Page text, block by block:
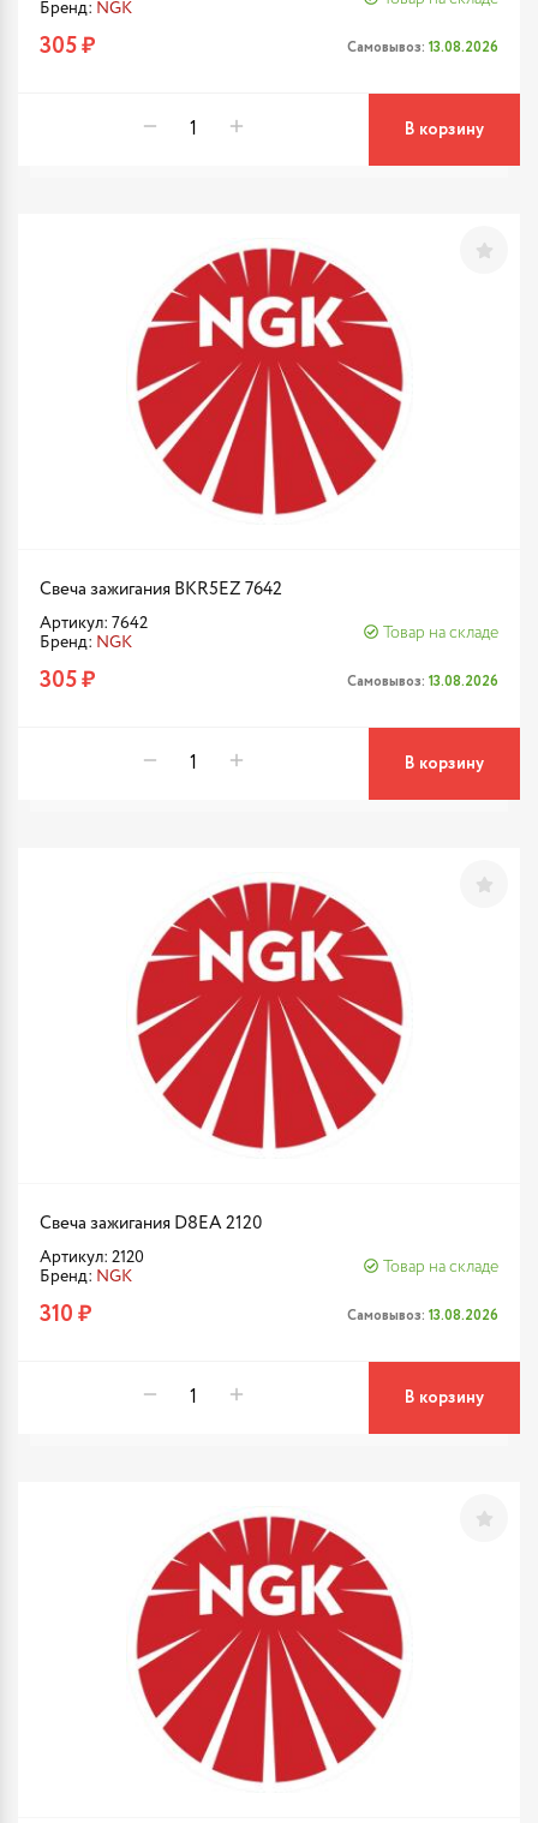
Бренд: NGK
305 ₽ Самовывоз: 13.08.2026
В корзину
Свеча зажигания BKR5EZ 7642
Артикул: 7642
Бренд: NGK
Товар на складе
305 ₽ Самовывоз: 13.08.2026
В корзину
Свеча зажигания D8EA 2120
Артикул: 2120
Бренд: NGK
Товар на складе
310 ₽ Самовывоз: 13.08.2026
В корзину